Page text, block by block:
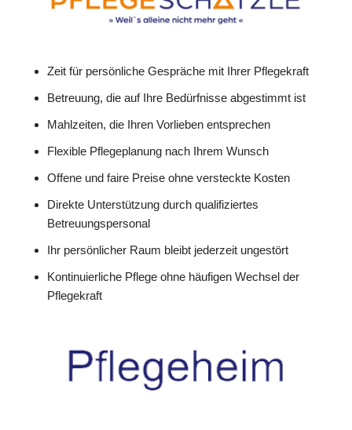
Zeit für persönliche Gespräche mit Ihrer Pflegekraft
Betreuung, die auf Ihre Bedürfnisse abgestimmt ist
Mahlzeiten, die Ihren Vorlieben entsprechen
Flexible Pflegeplanung nach Ihrem Wunsch
Offene und faire Preise ohne versteckte Kosten
Direkte Unterstützung durch qualifiziertes
Betreuungspersonal
Ihr persönlicher Raum bleibt jederzeit ungestört
Kontinuierliche Pflege ohne häufigen Wechsel der
Pflegekraft